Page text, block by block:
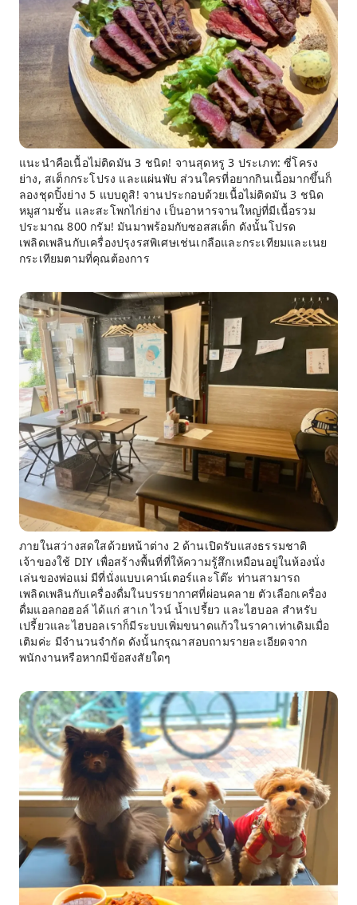
แนะนำคือเนื้อไม่ติดมัน 3 ชนิด! จานสุดหรู 3 ประเภท: ซี่โครง
ย่าง, สเต็กกระโปรง และแผ่นพับ ส่วนใครที่อยากกินเนื้อมากขึ้นก็
ลองชุดปิ้งย่าง 5 แบบดูสิ! จานประกอบด้วยเนื้อไม่ติดมัน 3 ชนิด
หมูสามชั้น และสะโพกไก่ย่าง เป็นอาหารจานใหญ่ที่มีเนื้อรวม
ประมาณ 800 กรัม! มันมาพร้อมกับซอสสเต็ก ดังนั้นโปรด
เพลิดเพลินกับเครื่องปรุงรสพิเศษเช่นเกลือและกระเทียมและเนย
กระเทียมตามที่คุณต้องการ
ภายในสว่างสดใสด้วยหน้าต่าง 2 ด้านเปิดรับแสงธรรมชาติ
เจ้าของใช้ DIY เพื่อสร้างพื้นที่ที่ให้ความรู้สึกเหมือนอยู่ในห้องนั่ง
เล่นของพ่อแม่ มีที่นั่งแบบเคาน์เตอร์และโต๊ะ ท่านสามารถ
เพลิดเพลินกับเครื่องดื่มในบรรยากาศที่ผ่อนคลาย ตัวเลือกเครื่อง
ดื่มแอลกอฮอล์ ได้แก่ สาเก ไวน์ น้ำเปรี้ยว และไฮบอล สำหรับ
เปรี้ยวและไฮบอลเราก็มีระบบเพิ่มขนาดแก้วในราคาเท่าเดิมเมื่อ
เติมค่ะ มีจำนวนจำกัด ดังนั้นกรุณาสอบถามรายละเอียดจาก
พนักงานหรือหากมีข้อสงสัยใดๆ